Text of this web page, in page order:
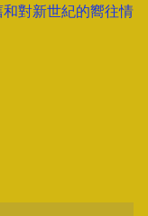
對新世紀的嚮往情